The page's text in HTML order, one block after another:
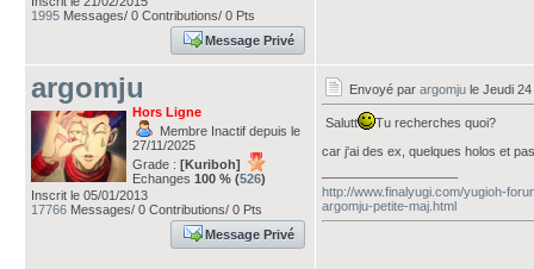
1995 Messages/ 0 Contributions/ 0 Pts
Message Privé
argomju
Hors Ligne
Membre Inactif depuis le
27/11/2025
Grade : [Kuriboh]
Echanges 100 % (526)
Inscrit le 05/01/2013
17766 Messages/ 0 Contributions/ 0 Pts
Message Privé
Envoyé par argomju le Jeudi
Salutt
Tu recherches quoi?
car j'ai des ex, quelques holos et
http://www.finalyugi.com/yugioh-
argomju-petite-maj.html